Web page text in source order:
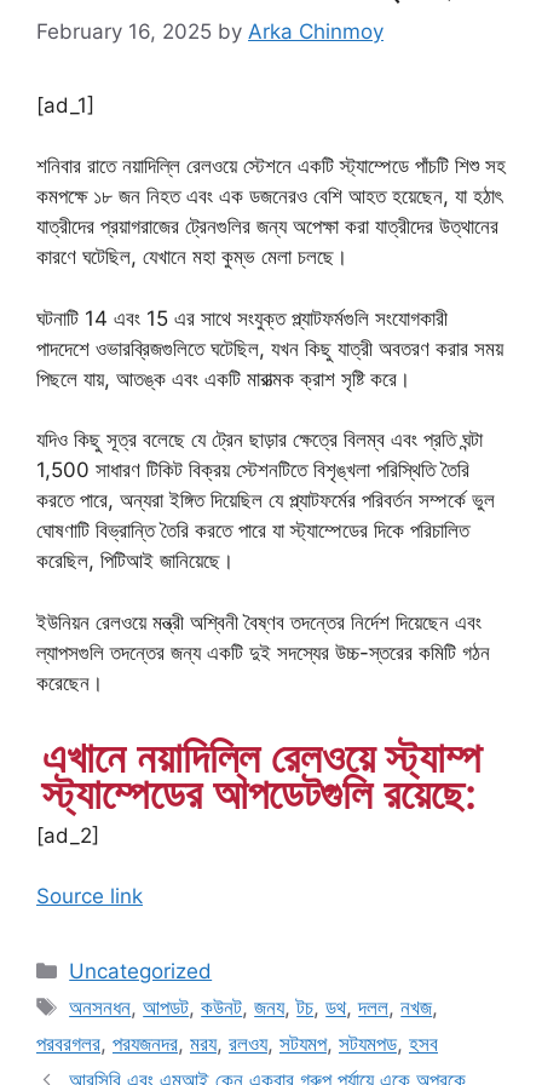
February 16, 2025 by Arka Chinmoy
[ad_1]
শনিবার রাতে নয়াদিল্লি রেলওয়ে স্টেশনে একটি স্ট্যাম্পেডে পাঁচটি শিশু সহ
কমপক্ষে ১৮ জন নিহত এবং এক ডজনেরও বেশি আহত হয়েছেন, যা হঠাৎ
যাত্রীদের প্রয়াগরাজের ট্রেনগুলির জন্য অপেক্ষা করা যাত্রীদের উত্থানের
কারণে ঘটেছিল, যেখানে মহা কুম্ভ মেলা চলছে।
ঘটনাটি 14 এবং 15 এর সাথে সংযুক্ত প্ল্যাটফর্মগুলি সংযোগকারী
পাদদেশে ওভারব্রিজগুলিতে ঘটেছিল, যখন কিছু যাত্রী অবতরণ করার সময়
পিছলে যায়, আতঙ্ক এবং একটি মারাত্মক ক্রাশ সৃষ্টি করে।
যদিও কিছু সূত্র বলেছে যে ট্রেন ছাড়ার ক্ষেত্রে বিলম্ব এবং প্রতি ঘন্টা
1,500 সাধারণ টিকিট বিক্রয় স্টেশনটিতে বিশৃঙ্খলা পরিস্থিতি তৈরি
করতে পারে, অন্যরা ইঙ্গিত দিয়েছিল যে প্ল্যাটফর্মের পরিবর্তন সম্পর্কে ভুল
ঘোষণাটি বিভ্রান্তি তৈরি করতে পারে যা স্ট্যাম্পেডের দিকে পরিচালিত
করেছিল, পিটিআই জানিয়েছে।
ইউনিয়ন রেলওয়ে মন্ত্রী অশ্বিনী বৈষ্ণব তদন্তের নির্দেশ দিয়েছেন এবং
ল্যাপসগুলি তদন্তের জন্য একটি দুই সদস্যের উচ্চ-স্তরের কমিটি গঠন
করেছেন।
এখানে নয়াদিল্লি রেলওয়ে স্ট্যাম্প
স্ট্যাম্পেডের আপডেটগুলি রয়েছে:
[ad_2]
Source link
Categories
Uncategorized
Tags
অনসনধন,আপডট,কউনট,জনয,টচ,ডথ,দলল,নখজ,
পরবরগলর, পরযজনদর, মরয, রলওয, সটযমপ, সটযমপড, হসব
আরসিবি এবং এমআই কেন একবার গ্রুপ পর্যায়ে একে অপরকে